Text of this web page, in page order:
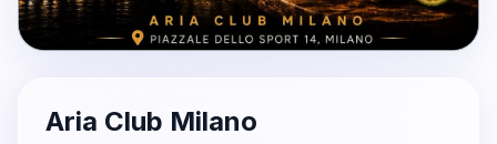
Aria Club Milano